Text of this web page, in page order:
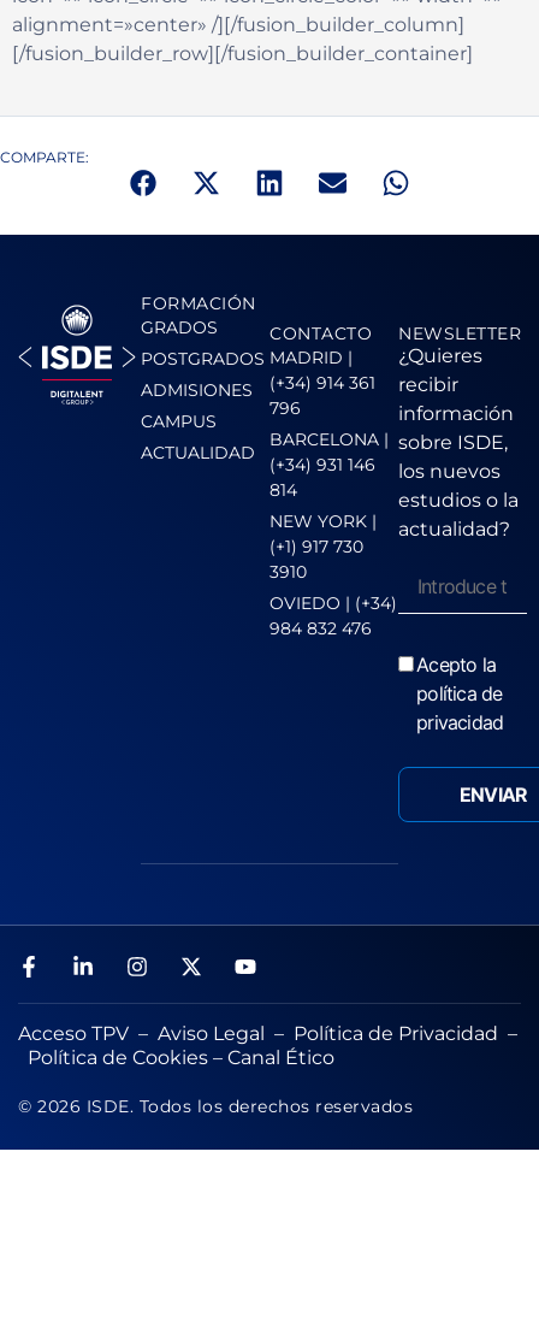
alignment=»center» /][/fusion_builder_column]
[/fusion_builder_row][/fusion_builder_container]
COMPARTE:
FORMACIÓN
GRADOS
POSTGRADOS
ADMISIONES
CAMPUS
ACTUALIDAD
CONTACTO
MADRID |
(+34) 914 361
796
BARCELONA |
(+34) 931 146
814
NEW YORK |
(+1) 917 730
3910
OVIEDO | (+34)
984 832 476
NEWSLETTER
¿Quieres
recibir
información
sobre ISDE,
los nuevos
estudios o la
actualidad?
Acepto la
política de
privacidad
Acceso TPV – Aviso Legal – Política de Privacidad –
Política de Cookies – Canal Ético
© 2026 ISDE. Todos los derechos reservados